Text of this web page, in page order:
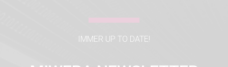
IMMER UP TO DATE!